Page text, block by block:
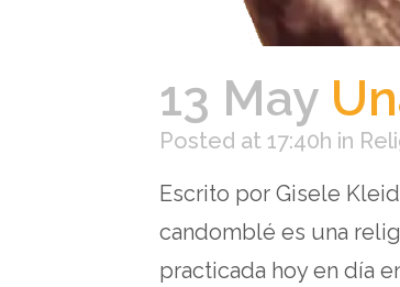
13 May
Posted at 17:40h in
Escrito por Gisele
candomblé es una
practicada hoy en día